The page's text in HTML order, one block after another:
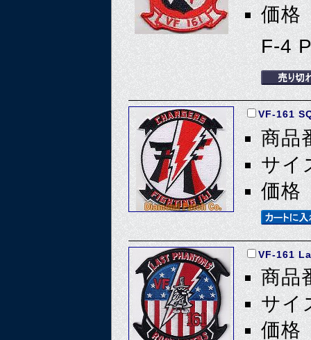
価格
F-4
VF-161
商品
サイ
価格
VF-161
商品
サイ
価格